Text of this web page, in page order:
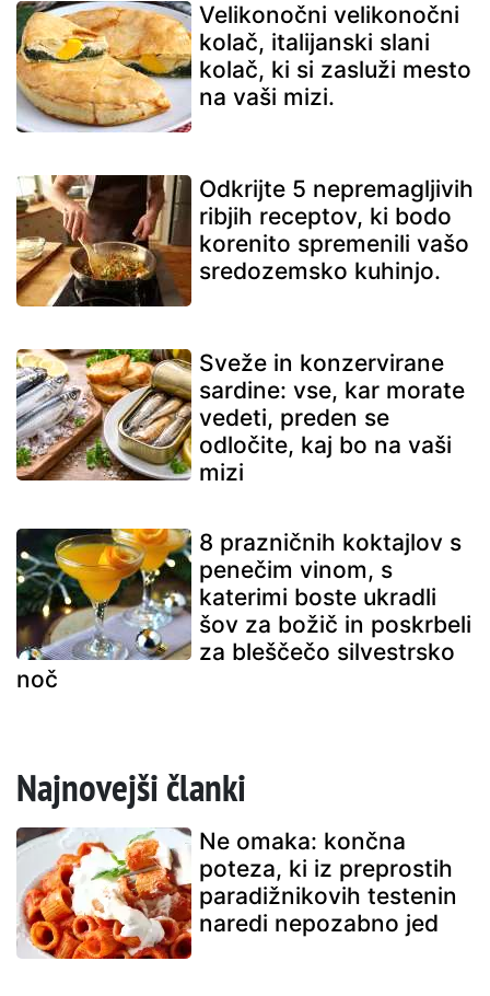
Velikonočni velikonočni
kolač, italijanski slani
kolač, ki si zasluži mesto
na vaši mizi.
Odkrijte 5 nepremagljivih
ribjih receptov, ki bodo
korenito spremenili vašo
sredozemsko kuhinjo.
Sveže in konzervirane
sardine: vse, kar morate
vedeti, preden se
odločite, kaj bo na vaši
mizi
8 prazničnih koktajlov s
penečim vinom, s
katerimi boste ukradli
šov za božič in poskrbeli
za bleščečo silvestrsko
noč
Najnovejši članki
Ne omaka: končna
poteza, ki iz preprostih
paradižnikovih testenin
naredi nepozabno jed